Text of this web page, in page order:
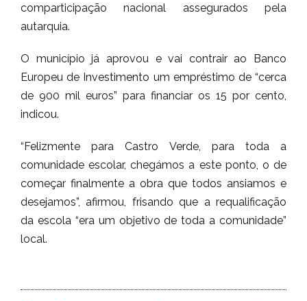
comparticipação nacional assegurados pela
autarquia.
O município já aprovou e vai contrair ao Banco
Europeu de Investimento um empréstimo de “cerca
de 900 mil euros” para financiar os 15 por cento,
indicou.
“Felizmente para Castro Verde, para toda a
comunidade escolar, chegámos a este ponto, o de
começar finalmente a obra que todos ansiamos e
desejamos”, afirmou, frisando que a requalificação
da escola “era um objetivo de toda a comunidade”
local.